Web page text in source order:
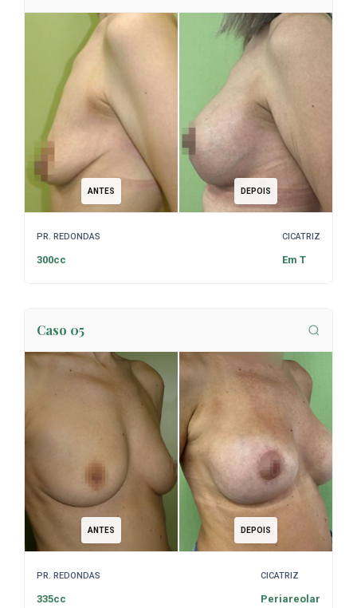
ANTES DEPOIS
PR. REDONDAS
300cc
CICATRIZ
Em T
Caso 05
ANTES DEPOIS
PR. REDONDAS
335cc
CICATRIZ
Periareolar